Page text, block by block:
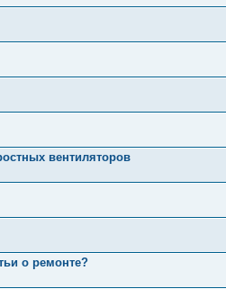
вентиляторов
о ремонте?